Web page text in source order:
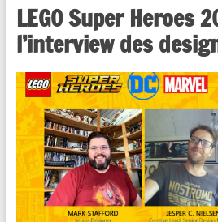
LEGO Super Heroes
l’interview des